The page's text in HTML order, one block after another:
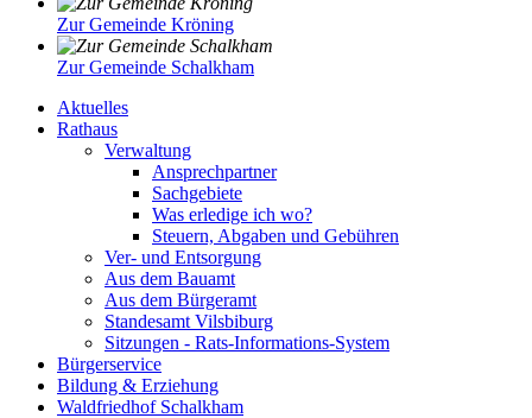
Zur Gemeinde Kröning
Zur Gemeinde Schalkham
Aktuelles
Rathaus
Verwaltung
Ansprechpartner
Sachgebiete
Was erledige ich wo?
Steuern, Abgaben und Gebühren
Ver- und Entsorgung
Aus dem Bauamt
Aus dem Bürgeramt
Standesamt Vilsbiburg
Sitzungen - Rats-Informations-System
Bürgerservice
Bildung & Erziehung
Waldfriedhof Schalkham